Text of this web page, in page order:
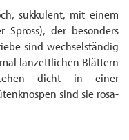
sukkulent, mit einem
Spross), der besonders
sind wechsel­ständig
lanzettlichen Blättern
dicht in einer
sind sie rosa-